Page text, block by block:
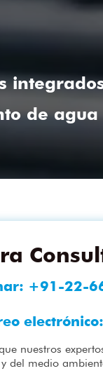
de
+91-22-
electrónico:
nuestros
del medio